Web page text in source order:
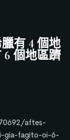
有 4 個地
6 個地區躋
aftes-
gia-fagito-oi-6-